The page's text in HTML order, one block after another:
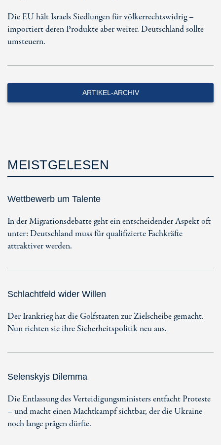
Die EU hält Israels Siedlungen für völkerrechtswidrig –
importiert deren Produkte aber weiter. Deutschland sollte
umsteuern.
ARTIKEL-ARCHIV
MEISTGELESEN
Wettbewerb um Talente
In der Migrationsdebatte geht ein entscheidender Aspekt oft
unter: Deutschland muss für qualifizierte Fachkräfte
attraktiver werden.
Schlachtfeld wider Willen
Der Irankrieg hat die Golfstaaten zur Zielscheibe gemacht.
Nun richten sie ihre Sicherheitspolitik neu aus.
Selenskyjs Dilemma
Die Entlassung des Verteidigungsministers entfacht Proteste
– und macht einen Machtkampf sichtbar, der die Ukraine
noch lange prägen dürfte.